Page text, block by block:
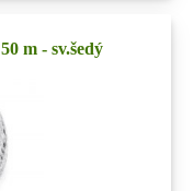
m - sv.šedý